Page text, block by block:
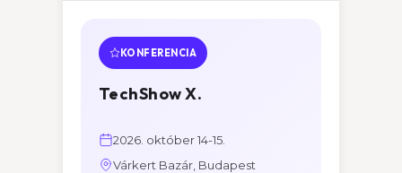
KONFERENCIA
TechShow X.
2026. október 14-15.
Várkert Bazár, Budapest